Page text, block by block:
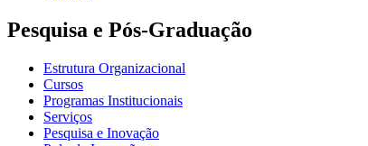
Pesquisa e Pós-Graduação
Estrutura Organizacional
Cursos
Programas Institucionais
Serviços
Pesquisa e Inovação